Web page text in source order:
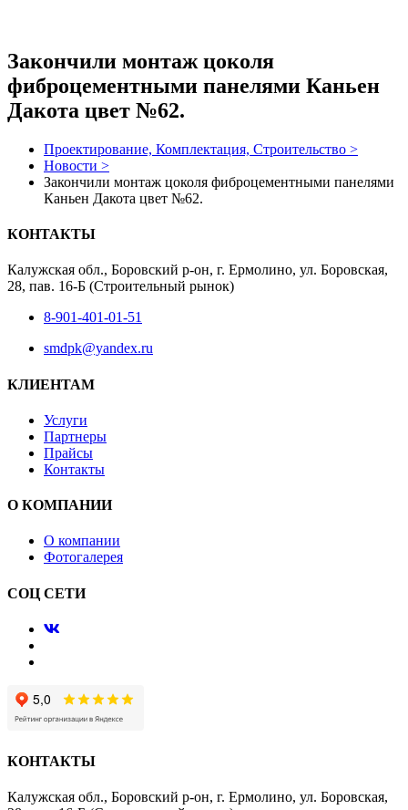
Закончили монтаж цоколя
фиброцементными панелями Каньен
Дакота цвет №62.
Проектирование, Комплектация, Строительство >
Новости >
Закончили монтаж цоколя фиброцементными панелями
Каньен Дакота цвет №62.
КОНТАКТЫ
Калужская обл., Боровский р-он, г. Ермолино, ул. Боровская,
28, пав. 16-Б (Строительный рынок)
8-901-401-01-51
smdpk@yandex.ru
КЛИЕНТАМ
Услуги
Партнеры
Прайсы
Контакты
О КОМПАНИИ
О компании
Фотогалерея
СОЦ СЕТИ
КОНТАКТЫ
Калужская обл., Боровский р-он, г. Ермолино, ул. Боровская,